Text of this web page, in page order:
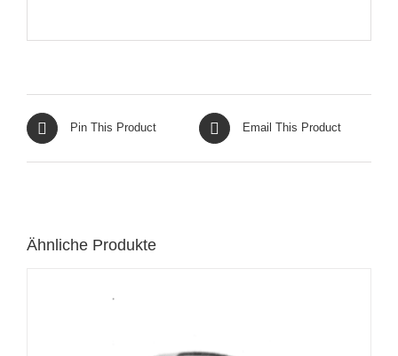
Pin This Product Email This Product
Ähnliche Produkte